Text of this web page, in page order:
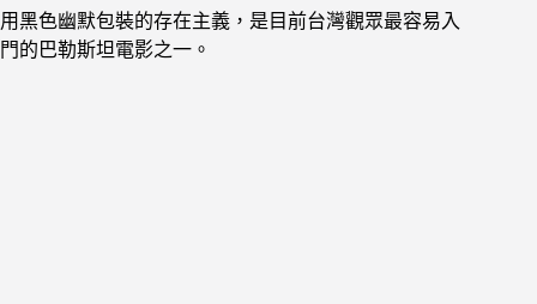
用黑色幽默包裝的存在主義，是目前台灣觀眾最容易入
門的巴勒斯坦電影之一。